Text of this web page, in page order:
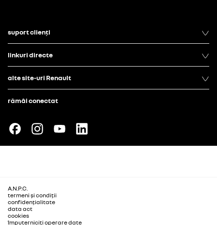
suport clienți
linkuri directe
alte site-uri Renault
rămâi conectat
A.N.P.C.
termeni și condiții
confidențialitate
data act
cookies
împuterniciți operare date